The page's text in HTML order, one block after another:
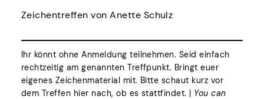
Zeichentreffen von Anette Schulz
Ihr könnt ohne Anmeldung teilnehmen. Seid einfach
rechtzeitig am genannten Treffpunkt. Bringt euer
eigenes Zeichenmaterial mit. Bitte schaut kurz vor
dem Treffen hier nach, ob es stattfindet. | You can